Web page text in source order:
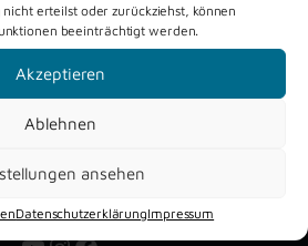
erteilst oder zurückziehst, können
beeinträchtigt werden.
Akzeptieren
Ablehnen
ansehen
DatenschutzerklärungImpressum
2026
Dreckburg